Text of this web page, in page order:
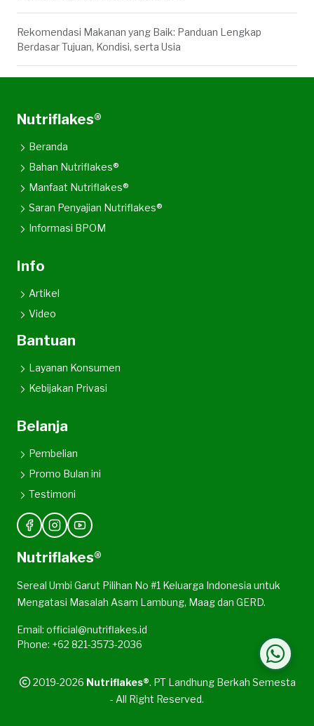
Rekomendasi Makanan yang Baik: Panduan Lengkap
Berdasar Tujuan, Kondisi, serta Usia
Nutriflakes®
Beranda
Bahan Nutriflakes®
Manfaat Nutriflakes®
Saran Penyajian Nutriflakes®
Informasi BPOM
Info
Artikel
Video
Bantuan
Layanan Konsumen
Kebijakan Privasi
Belanja
Pembelian
Promo Bulan ini
Testimoni
Nutriflakes®
Sereal Umbi Garut Pilihan No #1 Keluarga Indonesia untuk
Mengatasi Masalah Asam Lambung, Maag dan GERD.
Email: official@nutriflakes.id
Phone: +62 821-3573-2036
2019-2026 Nutriflakes®. PT Landhung Berkah Semesta
- All Right Reserved.